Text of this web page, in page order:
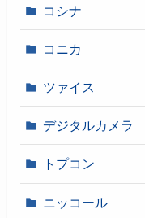
コシナ
コニカ
ツァイス
デジタルカメラ
トプコン
ニッコール